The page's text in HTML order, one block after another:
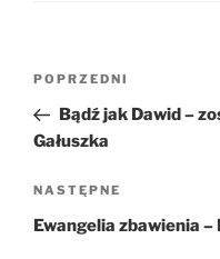
Nawigacja
Poprzedni
wpis
POPRZEDNI
Bądź jak Dawid –
Gałuszka
Następny
wpis
NASTĘPNE
Ewangelia zbawienia –